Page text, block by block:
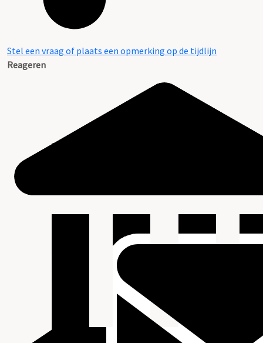
Stel een vraag of plaats een opmerking op de tijdlijn
Reageren